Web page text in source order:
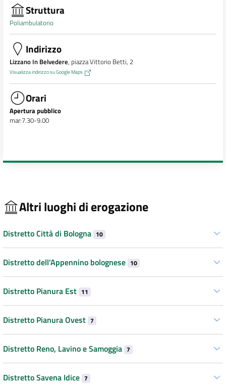
Struttura
Poliambulatorio
Indirizzo
Lizzano In Belvedere, piazza Vittorio Betti, 2
Visualizza indirizzo su Google Maps
Orari
Apertura pubblico
mar:7.30-9.00
Altri luoghi di erogazione
Distretto Città di Bologna 10
Distretto dell’Appennino bolognese 10
Distretto Pianura Est 11
Distretto Pianura Ovest 7
Distretto Reno, Lavino e Samoggia 7
Distretto Savena Idice 7